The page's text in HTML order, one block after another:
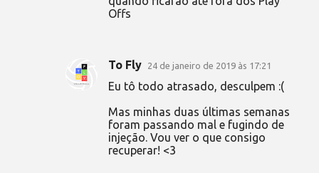
Offs
To Fly 24 de janeiro de 2019 às 17:21
Eu tô todo atrasado, desculpem :(
Mas minhas duas últimas semanas
foram passando mal e fugindo de
injeção. Vou ver o que consigo
recuperar! <3